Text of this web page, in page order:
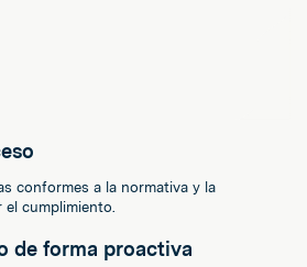
conformes a la normativa y la
cumplimiento.
de forma proactiva